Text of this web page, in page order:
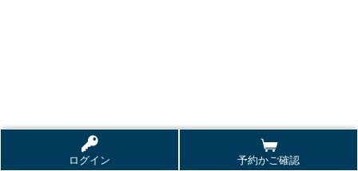
ログイン 予約かご確認